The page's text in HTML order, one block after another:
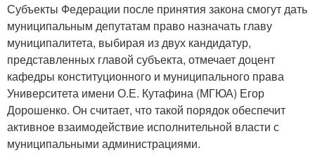
Субъекты Федерации после принятия закона смогут дать
муниципальным депутатам право назначать главу
муниципалитета, выбирая из двух кандидатур,
представленных главой субъекта, отмечает доцент
кафедры конституционного и муниципального права
Университета имени О.Е. Кутафина (МГЮА) Егор
Дорошенко. Он считает, что такой порядок обеспечит
активное взаимодействие исполнительной власти с
муниципальными администрациями.